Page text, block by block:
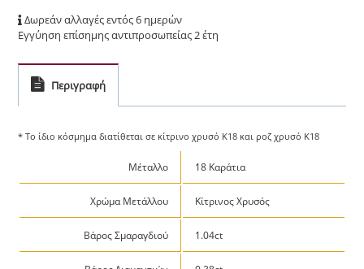
Δωρεάν αλλαγές εντός 6 ημερών
Εγγύηση επίσημης αντιπροσωπείας 2 έτη
Περιγραφή
* Το ίδιο κόσμημα διατίθεται σε κίτρινο χρυσό Κ18 και ροζ χρυσό Κ18
Μέταλλο 18 Καράτια
Χρώμα Μετάλλου Κίτρινος Χρυσός
Βάρος Σμαραγδιού 1.04ct